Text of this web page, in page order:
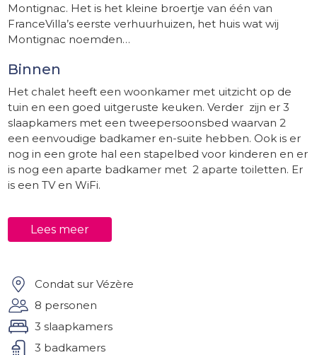
Montignac. Het is het kleine broertje van één van
FranceVilla’s eerste verhuurhuizen, het huis wat wij
Montignac noemden…
Binnen
Het chalet heeft een woonkamer met uitzicht op de
tuin en een goed uitgeruste keuken. Verder zijn er 3
slaapkamers met een tweepersoonsbed waarvan 2
een eenvoudige badkamer en-suite hebben. Ook is er
nog in een grote hal een stapelbed voor kinderen en er
is nog een aparte badkamer met 2 aparte toiletten. Er
is een TV en WiFi.
Buiten
De grote tuin biedt veel privacy. Op het terras staan
geweldige jacuzzi voor ultieme ontspanning met
uitzicht op de bergen. Ook is er een barbecue en een
jeu de boules baan. Ideaal voor een vakantie die
ontspanning en culturele ontdekkingen combineert
dankzij de nabijheid van talrijke historische
Lees meer
Condat sur Vézère
8 personen
3 slaapkamers
3 badkamers